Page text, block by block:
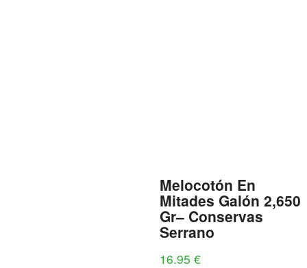
Melocotón En
Mitades Galón 2,650
Gr– Conservas
Serrano
16.95 €